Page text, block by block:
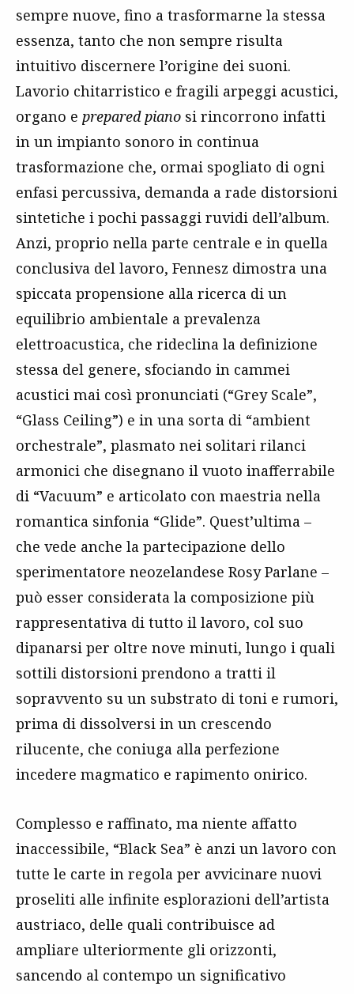
sempre nuove, fino a trasformarne la stessa
essenza, tanto che non sempre risulta
intuitivo discernere l’origine dei suoni.
Lavorio chitarristico e fragili arpeggi acustici,
organo e prepared piano si rincorrono infatti
in un impianto sonoro in continua
trasformazione che, ormai spogliato di ogni
enfasi percussiva, demanda a rade distorsioni
sintetiche i pochi passaggi ruvidi dell’album.
Anzi, proprio nella parte centrale e in quella
conclusiva del lavoro, Fennesz dimostra una
spiccata propensione alla ricerca di un
equilibrio ambientale a prevalenza
elettroacustica, che rideclina la definizione
stessa del genere, sfociando in cammei
acustici mai così pronunciati (“Grey Scale”,
“Glass Ceiling”) e in una sorta di “ambient
orchestrale”, plasmato nei solitari rilanci
armonici che disegnano il vuoto inafferrabile
di “Vacuum” e articolato con maestria nella
romantica sinfonia “Glide”. Quest’ultima –
che vede anche la partecipazione dello
sperimentatore neozelandese Rosy Parlane –
può esser considerata la composizione più
rappresentativa di tutto il lavoro, col suo
dipanarsi per oltre nove minuti, lungo i quali
sottili distorsioni prendono a tratti il
sopravvento su un substrato di toni e rumori,
prima di dissolversi in un crescendo
rilucente, che coniuga alla perfezione
incedere magmatico e rapimento onirico.
Complesso e raffinato, ma niente affatto
inaccessibile, “Black Sea” è anzi un lavoro con
tutte le carte in regola per avvicinare nuovi
proseliti alle infinite esplorazioni dell’artista
austriaco, delle quali contribuisce ad
ampliare ulteriormente gli orizzonti,
sancendo al contempo un significativo